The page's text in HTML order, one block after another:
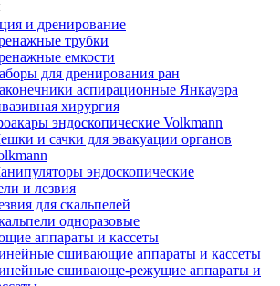
и дренирование
трубки
емкости
для дренирования ран
аспирационные Янкауэра
хирургия
эндоскопические Volkmann
и сачки для эвакуации органов
эндоскопические
и лезвия
для скальпелей
одноразовые
аппараты и кассеты
сшивающие аппараты и кассеты
сшивающе-режущие аппараты и